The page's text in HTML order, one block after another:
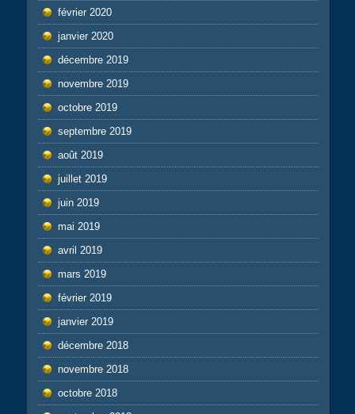
février 2020
janvier 2020
décembre 2019
novembre 2019
octobre 2019
septembre 2019
août 2019
juillet 2019
juin 2019
mai 2019
avril 2019
mars 2019
février 2019
janvier 2019
décembre 2018
novembre 2018
octobre 2018